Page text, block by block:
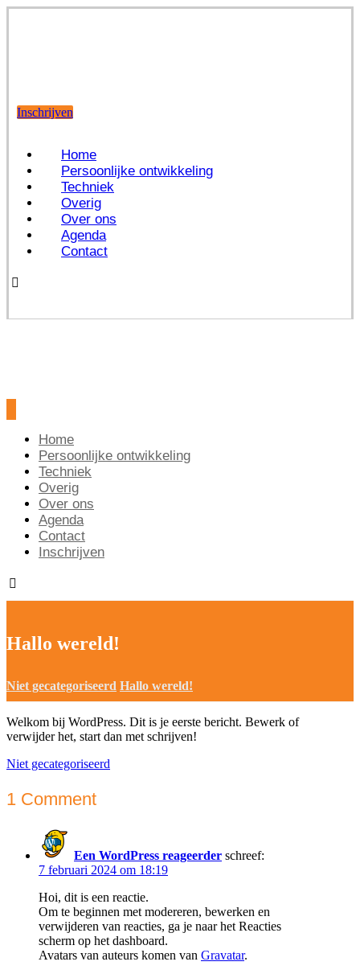
Inschrijven
Home
Persoonlijke ontwikkeling
Techniek
Overig
Over ons
Agenda
Contact
Home
Persoonlijke ontwikkeling
Techniek
Overig
Over ons
Agenda
Contact
Inschrijven
Hallo wereld!
Niet gecategoriseerd Hallo wereld!
Welkom bij WordPress. Dit is je eerste bericht. Bewerk of
verwijder het, start dan met schrijven!
Niet gecategoriseerd
1 Comment
Een WordPress reageerder schreef:
7 februari 2024 om 18:19
Hoi, dit is een reactie.
Om te beginnen met modereren, bewerken en
verwijderen van reacties, ga je naar het Reacties
scherm op het dashboard.
Avatars van auteurs komen van Gravatar.